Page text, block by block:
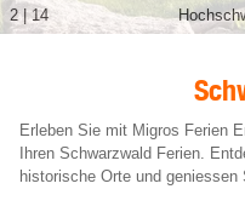
3|14
Erleben Sie mit Migros Ferien
Ihren Schwarzwald Ferien.
historische Orte und